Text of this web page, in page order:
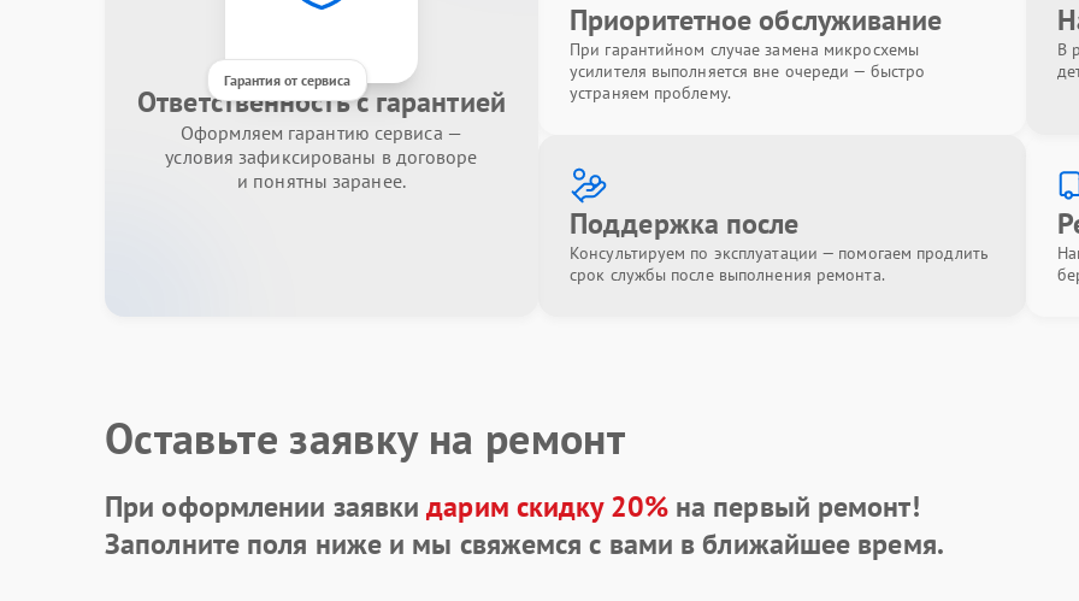
Гарантия от сервиса
Ответственность с гарантией
Оформляем гарантию сервиса —
условия зафиксированы в договоре
и понятны заранее.
Приоритетное обслуживание
При гарантийном случае замена микросхемы
усилителя выполняется вне очереди — быстро
устраняем проблему.
В
Поддержка после
Консультируем по эксплуатации — помогаем продлить
срок службы после выполнения ремонта.
Оставьте заявку на ремонт
При оформлении заявкидарим скидку 20%на первый ремонт!
Заполните поля ниже и мы свяжемся с вами в ближайшее время.